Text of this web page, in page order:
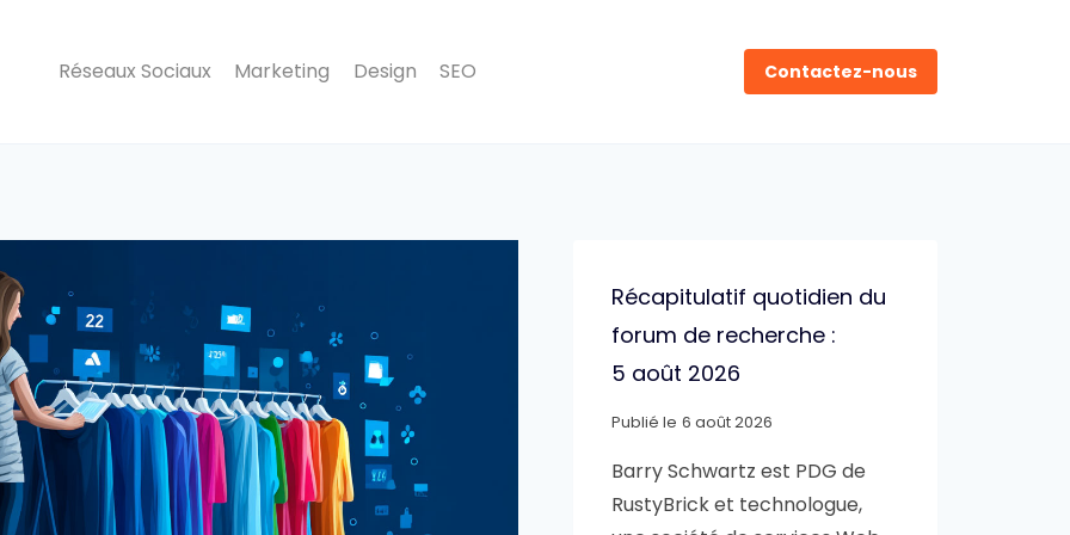
Réseaux Sociaux Marketing Design SEO Contactez-nous
Récapitulatif quotidien du
forum de recherche :
5 août 2026
Publié le 6 août 2026
Barry Schwartz est PDG de
RustyBrick et technologue,